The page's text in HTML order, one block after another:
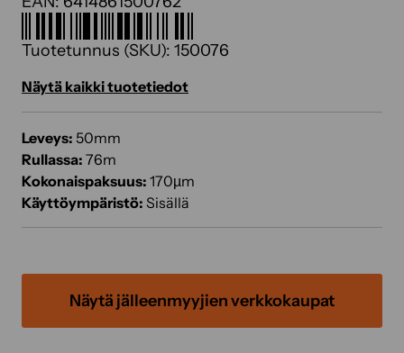
Tuotetunnus (SKU): 150076
Näytä kaikki tuotetiedot
Leveys: 50mm
Rullassa: 76m
Kokonaispaksuus: 170µm
Käyttöympäristö: Sisällä
Näytä jälleenmyyjien verkkokaupat